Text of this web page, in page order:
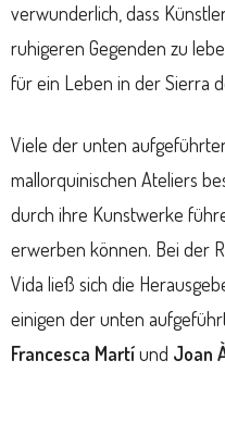
verwunderlich, dass
ruhigeren Gegenden zu
für ein Leben in der Sierra
Viele der unten
mallorquinischen Ateliers
durch ihre Kunstwerke
erwerben können. Bei der
Vida ließ sich die
einigen der unten
Francesca Martíund Joan